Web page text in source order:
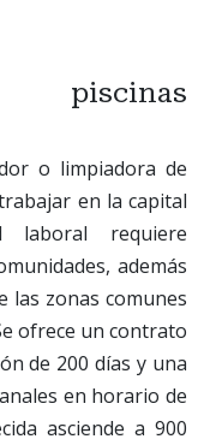
piscinas
o limpiadora de
en la capital
laboral requiere
además
las zonas comunes
ofrece un contrato
de 200 días y una
en horario de
asciende a 900